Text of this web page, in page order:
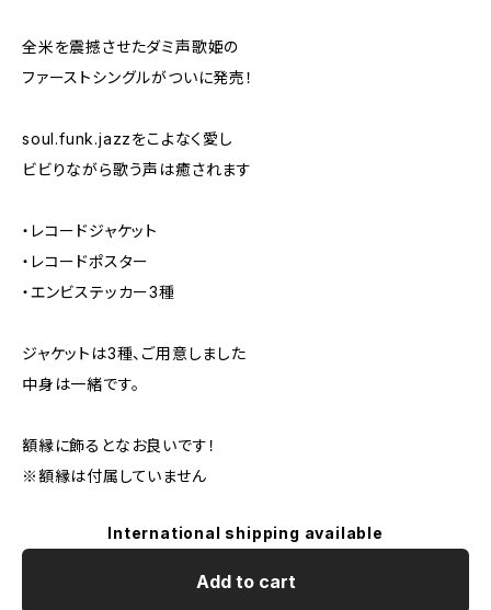
全米を震撼させたダミ声歌姫の
ファーストシングルがついに発売！
soul.funk.jazzをこよなく愛し
ビビりながら歌う声は癒されます
・レコードジャケット
・レコードポスター
・エンビステッカー3種
ジャケットは3種、ご用意しました
中身は一緒です。
額縁に飾るとなお良いです！
※額縁は付属していません
International shipping available
Add to cart